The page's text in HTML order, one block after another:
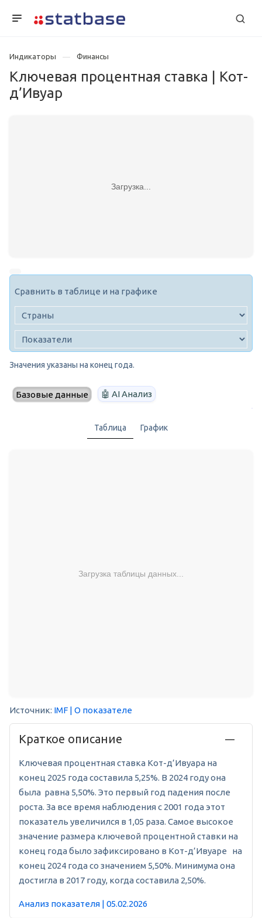
Индикаторы Финансы
Ключевая процентная ставка | Кот-
д’Ивуар
Загрузка...
Сравнить в таблице и на графике
Значения указаны на конец года.
Базовые данные 🤖 AI Анализ
Таблица График
Загрузка таблицы данных...
Источник: IMF | О показателе
Краткое описание
Ключевая процентная ставка Кот-д’Ивуара на
конец 2025 года составила 5,25%. В 2024 году она
была равна 5,50%. Это первый год падения после
роста. За все время наблюдения с 2001 года этот
показатель увеличился в 1,05 раза. Самое высокое
значение размера ключевой процентной ставки на
конец года было зафиксировано в Кот-д’Ивуаре на
конец 2024 года со значением 5,50%. Минимума она
достигла в 2017 году, когда составила 2,50%.
Анализ показателя | 05.02.2026